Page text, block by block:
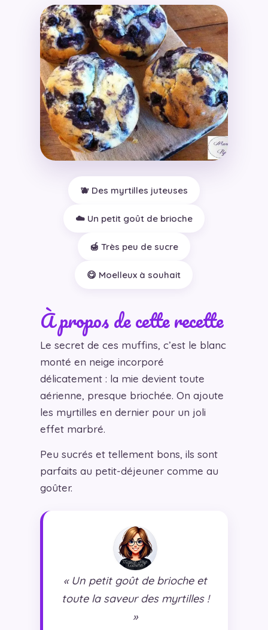
🫐 Des myrtilles juteuses
☁️ Un petit goût de brioche
🍯 Très peu de sucre
😋 Moelleux à souhait
À propos de cette recette
Le secret de ces muffins, c’est le blanc
monté en neige incorporé
délicatement : la mie devient toute
aérienne, presque briochée. On ajoute
les myrtilles en dernier pour un joli
effet marbré.
Peu sucrés et tellement bons, ils sont
parfaits au petit-déjeuner comme au
goûter.
« Un petit goût de brioche et
toute la saveur des myrtilles !
»